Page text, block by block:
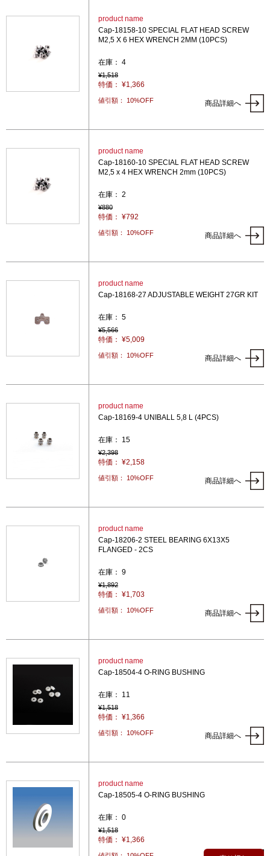
product name
Cap-18158-10 SPECIAL FLAT HEAD SCREW
M2,5 X 6 HEX WRENCH 2MM (10PCS)
在庫： 4
¥1,518
特価： ¥1,366
値引額： 10%OFF 商品詳細へ
product name
Cap-18160-10 SPECIAL FLAT HEAD SCREW
M2,5 x 4 HEX WRENCH 2mm (10PCS)
在庫： 2
¥880
特価： ¥792
値引額： 10%OFF 商品詳細へ
product name
Cap-18168-27 ADJUSTABLE WEIGHT 27GR KIT
在庫： 5
¥5,566
特価： ¥5,009
値引額： 10%OFF 商品詳細へ
product name
Cap-18169-4 UNIBALL 5,8 L (4PCS)
在庫： 15
¥2,398
特価： ¥2,158
値引額： 10%OFF 商品詳細へ
product name
Cap-18206-2 STEEL BEARING 6X13X5
FLANGED - 2CS
在庫： 9
¥1,892
特価： ¥1,703
値引額： 10%OFF 商品詳細へ
product name
Cap-18504-4 O-RING BUSHING
在庫： 11
¥1,518
特価： ¥1,366
値引額： 10%OFF 商品詳細へ
product name
Cap-18505-4 O-RING BUSHING
在庫： 0
¥1,518
特価： ¥1,366